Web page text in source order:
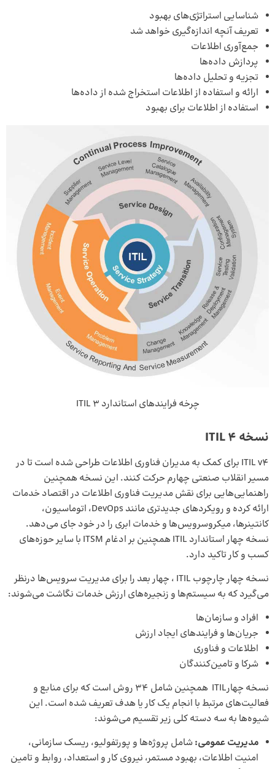
شناسایی استراتژی‌های بهبود
تعریف آنچه اندازه‌گیری خواهد شد
جمع‌آوری اطلاعات
پردازش داده‌ها
تجزیه و تحلیل داده‌ها
ارائه و استفاده از اطلاعات استخراج شده از داده‌ها
استفاده از اطلاعات برای بهبود
چرخه فرایندهای استاندارد ITIL 3
نسخه 4 ITIL
ITIL v4 برای کمک به مدیران فناوری اطلاعات طراحی شده است تا در
مسیر انقلاب صنعتی چهارم حرکت کنند. این نسخه همچنین
راهنمایی‌هایی برای نقش مدیریت فناوری اطلاعات در اقتصاد خدمات
ارائه کرده و رویکردهای جدیدتری مانند DevOps، اتوماسیون،
کانتینرها، میکروسرویس‌ها و خدمات ابری را در خود جای می‌دهد.
نسخه چهار استاندارد ITIL همچنین بر ادغام ITSM با سایر حوزه‌های
کسب و کار تاکید دارد.
نسخه چهار چارچوب ITIL ، چهار بعد را برای مدیریت سرویس‌ها درنظر
می‌گیرد که به سیستم‌‎ها و زنجیره‌های ارزش خدمات نگاشت می‌شوند:
افراد و سازمان‌ها
جریان‌ها و فرایندهای ایجاد ارزش
اطلاعات و فناوری
شرکا و تامین‌کنندگان
نسخه چهارITIL همچنین شامل 34 روش است که برای منابع و
فعالیت‌های مرتبط با انجام یک کار یا هدف تعریف شده است. این
شیوه‌ها به سه دسته کلی زیر تقسیم می‌شوند:
مدیریت عمومی:شامل پروژه‌ها و پورتفولیو، ریسک سازمانی،
امنیت اطلاعات، بهبود مستمر، نیروی کار و استعداد، روابط و تامین